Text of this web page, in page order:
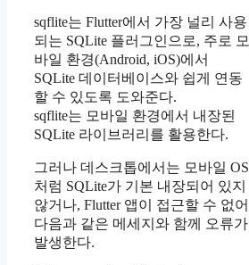
sqflite는 Flutter에서 가장 널리 사용
되는 SQLite 플러그인으로, 주로 모
바일 환경(Android, iOS)에서
SQLite 데이터베이스와 쉽게 연동
할 수 있도록 도와준다.
sqflite는 모바일 환경에서 내장된
SQLite 라이브러리를 활용한다.
그러나 데스크톱에서는 모바일 OS
처럼 SQLite가 기본 내장되어 있지
않거나, Flutter 앱이 접근할 수 없어
다음과 같은 메세지와 함께 오류가
발생한다.